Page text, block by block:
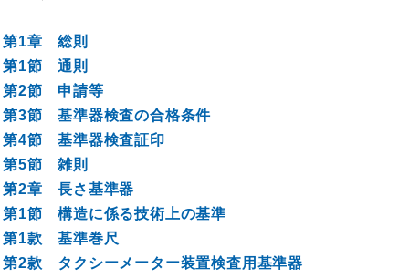
第1章 総則
第1節 通則
第2節 申請等
第3節 基準器検査の合格条件
第4節 基準器検査証印
第5節 雑則
第2章 長さ基準器
第1節 構造に係る技術上の基準
第1款 基準巻尺
第2款 タクシーメーター装置検査用基準器